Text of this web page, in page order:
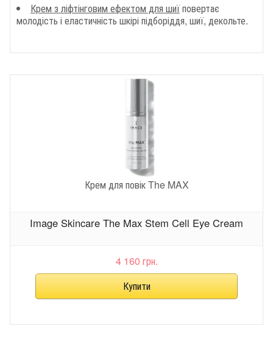
Крем з ліфтінговим ефектом для шиїповертає
молодість і еластичність шкірі підборіддя, шиї, декольте.
Крем для повік The MAX
Image Skincare The Max Stem Cell Eye Cream
4 160 грн.